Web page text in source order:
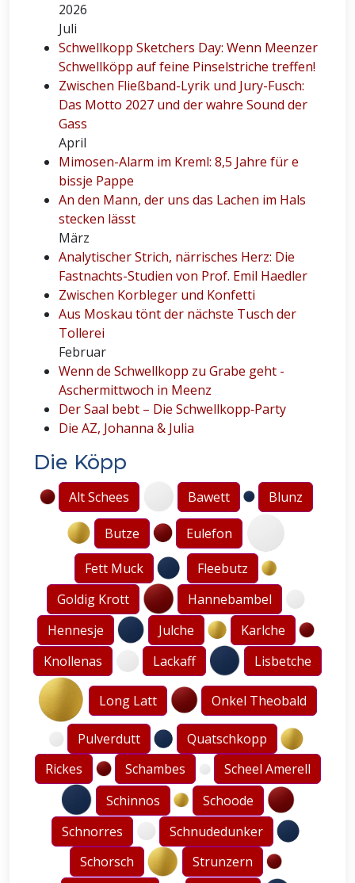
2026
Juli
Schwellkopp Sketchers Day: Wenn Meenzer
Schwellköpp auf feine Pinselstriche treffen!
Zwischen Fließband-Lyrik und Jury-Fusch:
Das Motto 2027 und der wahre Sound der
Gass
April
Mimosen-Alarm im Kreml: 8,5 Jahre für e
bissje Pappe
An den Mann, der uns das Lachen im Hals
stecken lässt
März
Analytischer Strich, närrisches Herz: Die
Fastnachts-Studien von Prof. Emil Haedler
Zwischen Korbleger und Konfetti
Aus Moskau tönt der nächste Tusch der
Tollerei
Februar
Wenn de Schwellkopp zu Grabe geht -
Aschermittwoch in Meenz
Der Saal bebt – Die Schwellkopp‑Party
Die AZ, Johanna & Julia
Die Köpp
Alt Schees Bawett Blunz
Butze Eulefon
Fett Muck
Fleebutz
Goldig Krott
Hannebambel
Hennesje
Julche
Karlche
Knollenas
Lackaff Lisbetche
Long Latt Onkel Theobald
Pulverdutt
Quatschkopp
Rickes
Schambes
Scheel Amerell
Schinnos
Schoode
Schnorres
Schnudedunker
Schorsch
Strunzern